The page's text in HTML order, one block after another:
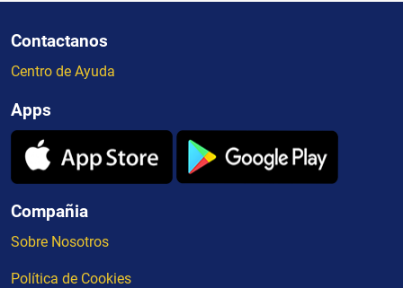
Contactanos
Centro de Ayuda
Apps
Compañia
Sobre Nosotros
Política de Cookies